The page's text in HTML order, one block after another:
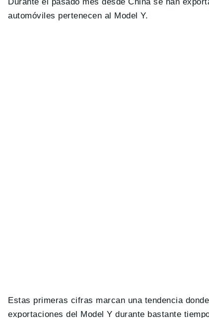
automóviles pertenecen al Model Y.
Estas primeras cifras marcan una tendencia
exportaciones del Model Y durante bastante